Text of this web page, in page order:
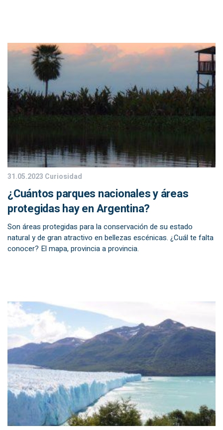
31.05.2023 Curiosidad
¿Cuántos parques nacionales y áreas
protegidas hay en Argentina?
Son áreas protegidas para la conservación de su estado
natural y de gran atractivo en bellezas escénicas. ¿Cuál te falta
conocer? El mapa, provincia a provincia.